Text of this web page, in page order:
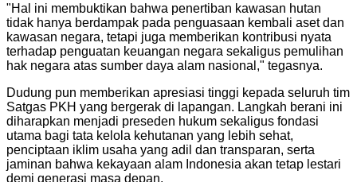
"Hal ini membuktikan bahwa penertiban kawasan hutan
tidak hanya berdampak pada penguasaan kembali aset dan
kawasan negara, tetapi juga memberikan kontribusi nyata
terhadap penguatan keuangan negara sekaligus pemulihan
hak negara atas sumber daya alam nasional," tegasnya.
Dudung pun memberikan apresiasi tinggi kepada seluruh tim
Satgas PKH yang bergerak di lapangan. Langkah berani ini
diharapkan menjadi preseden hukum sekaligus fondasi
utama bagi tata kelola kehutanan yang lebih sehat,
penciptaan iklim usaha yang adil dan transparan, serta
jaminan bahwa kekayaan alam Indonesia akan tetap lestari
demi generasi masa depan.